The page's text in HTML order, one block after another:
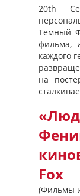
20th
Темный
фильма,
каждого
на
Fox
(Фильмы